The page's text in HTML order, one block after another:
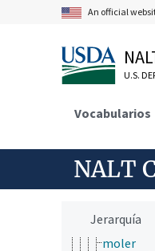
An official
U.S.
Vocabularios
NALT
Jerarquía
grabado
lavado
llenar
moldeo
moler